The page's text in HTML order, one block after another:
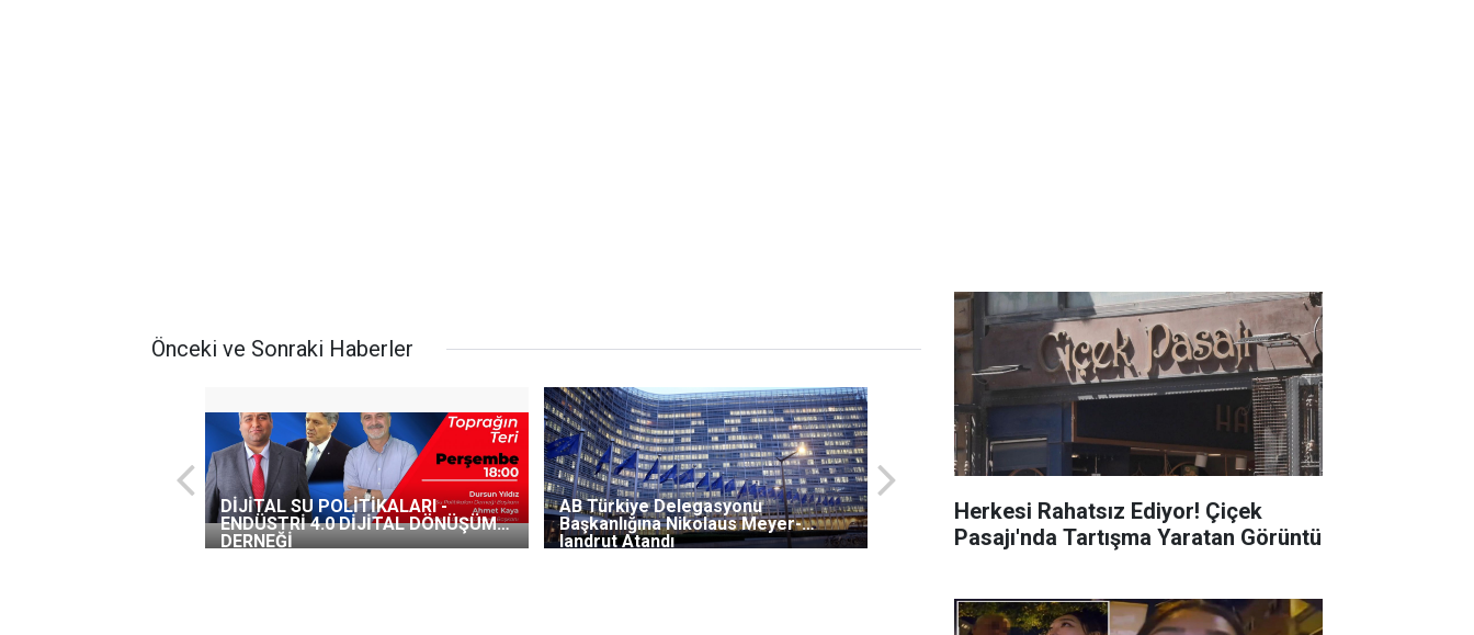
Önceki ve Sonraki Haberler
DİJİTAL SU POLİTİKALARI -
ENDÜSTRİ 4.0 DİJİTAL DÖNÜŞÜM
DERNEĞİ
AB Türkiye Delegasyonu
Başkanlığına Nikolaus Meyer-
landrut Atandı
Herkesi Rahatsız Ediyor! Çiçek
Pasajı'nda Tartışma Yaratan Görüntü